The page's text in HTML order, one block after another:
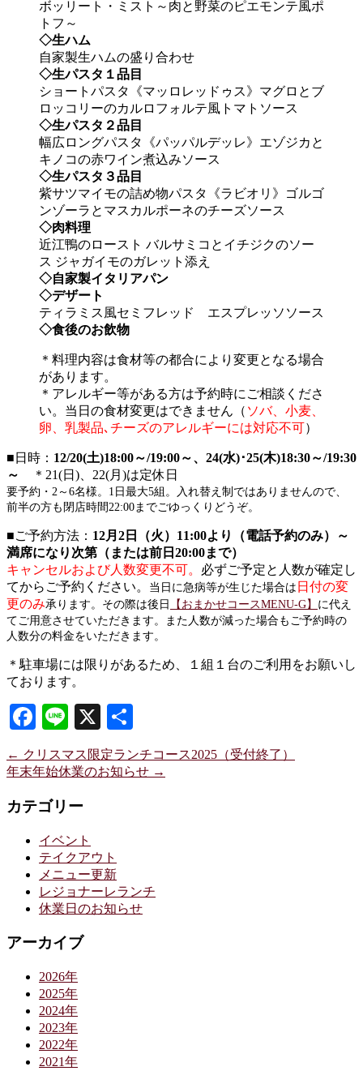
ボッリート・ミスト～肉と野菜のピエモンテ風ポ
トフ～
◇生ハム
自家製生ハムの盛り合わせ
◇生パスタ１品目
ショートパスタ《マッロレッドゥス》マグロとブ
ロッコリーのカルロフォルテ風トマトソース
◇生パスタ２品目
幅広ロングパスタ《パッパルデッレ》エゾジカと
キノコの赤ワイン煮込みソース
◇生パスタ３品目
紫サツマイモの詰め物パスタ《ラビオリ》ゴルゴ
ンゾーラとマスカルポーネのチーズソース
◇肉料理
近江鴨のロースト バルサミコとイチジクのソー
ス ジャガイモのガレット添え
◇自家製イタリアパン
◇デザート
ティラミス風セミフレッド エスプレッソソース
◇食後のお飲物
＊料理内容は食材等の都合により変更となる場合
があります。
＊アレルギー等がある方は予約時にご相談くださ
い。当日の食材変更はできません（ ソバ、小麦、
卵、乳製品､チーズのアレルギーには対応不可）
■日時： 12/20(土)18:00～/19:00～、24(水)･25(木)18:30～/19:30
～
＊21(日)、22(月)は定休日
要予約・2～6名様。1日最大5組。
入れ替え制ではありませんので、
前半の方も閉店時間22:00までごゆっくりどうぞ。
■ご予約方法： 12月2日（火）11:00より（電話予約のみ）～
満席になり次第（または前日20:00まで）
キャンセルおよび人数変更不可。 必ずご予定と人数が確定し
てからご予約ください。 当日に急病等が生じた場合は 日付の変
更のみ承ります。その際は後日 【おまかせコースMENU-G】 に代え
てご用意させていただきます。また 人数が減った場合もご予約時の
人数分の料金をいただきます。
＊駐車場には限りがあるため、１組１台のご利用をお願いし
ております。
Facebook
LineX
有
← クリスマス限定ランチコース2025（受付終了）
年末年始休業のお知らせ →
カテゴリー
イベント
テイクアウト
メニュー更新
レジョナーレランチ
休業日のお知らせ
アーカイブ
2026年
2025年
2024年
2023年
2022年
2021年